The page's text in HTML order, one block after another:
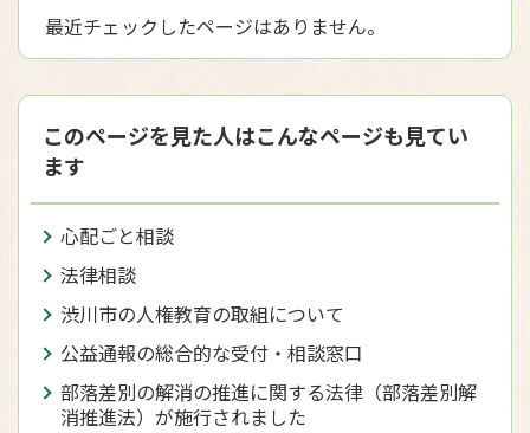
最近チェックしたページはありません。
このページを見た人はこんなページも見てい
ます
心配ごと相談
法律相談
渋川市の人権教育の取組について
公益通報の総合的な受付・相談窓口
部落差別の解消の推進に関する法律（部落差別解
消推進法）が施行されました